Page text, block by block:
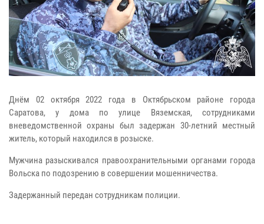
Днём 02 октября 2022 года в Октябрьском районе города
Саратова, у дома по улице Вяземская, сотрудниками
вневедомственной охраны был задержан 30-летний местный
житель, который находился в розыске.
Мужчина разыскивался правоохранительными органами города
Вольска по подозрению в совершении мошенничества.
Задержанный передан сотрудникам полиции.